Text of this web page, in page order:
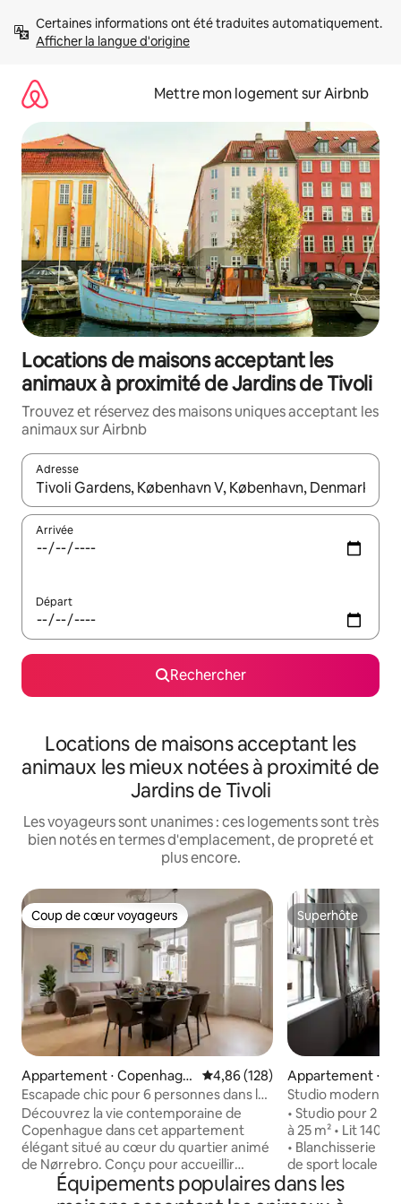
directement
Afficher la langue d'origine
Mettre mon logement sur Airbnb
Locations de maisons acceptant les
animaux à proximité de Jardins de Tivoli
Trouvez et réservez des maisons uniques acceptant les
animaux sur Airbnb
Adresse
Lorsque les résultats s'affichent, utilisez les flèches vers le
Arrivée
Départ
Rechercher
Locations de maisons acceptant les
animaux les mieux notées à proximité de
Jardins de Tivoli
Les voyageurs sont unanimes : ces logements sont très
bien notés en termes d'emplacement, de propreté et
plus encore.
Coup de cœur voyageurs
Coup de cœur voyageurs
Appartement ⋅ Copenhagu
e
Évaluation moyenne sur la
4,86 (128)
Escapade chic pour 6 personnes dans le
quartier de Nørrebro à Copenhague
Découvrez la vie contemporaine de
Copenhague dans cet appartement
élégant situé au cœur du quartier animé
de Nørrebro. Conçu pour accueillir
jusqu'à 6 personnes, ce logement
acceptant les animaux de compagnie
Superhôte
Superhôte
Appartement ⋅
ue
Studio moderne
cœur d'Østerbro
• Studio pour 2 •
à 25 m² • Lit 140
• Blanchisserie partagée •
de sport locale
Wifi rapide • TV
bagages • Lit
Équipements populaires dans les